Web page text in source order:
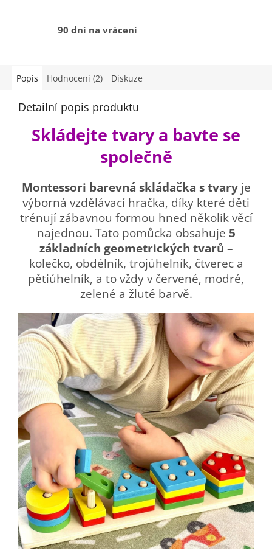
90 dní na vrácení
Popis Hodnocení (2) Diskuze
Detailní popis produktu
Skládejte tvary a bavte se
společně
Montessori barevná skládačka s tvaryje
výborná vzdělávací hračka, díky které děti
trénují zábavnou formou hned několik věcí
najednou. Tato pomůcka obsahuje 5
základních geometrických tvarů –
kolečko, obdélník, trojúhelník, čtverec a
pětiúhelník, a to vždy v červené, modré,
zelené a žluté barvě.